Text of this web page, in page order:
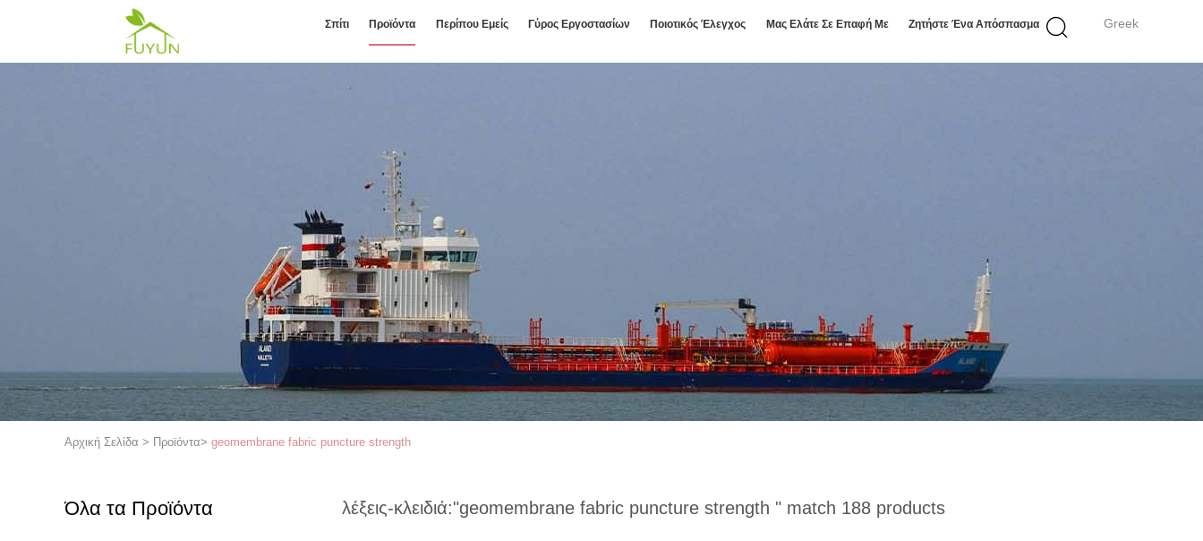
Greek
Σπίτι Προϊόντα Περίπου Εμείς Γύρος Εργοστασίων Ποιοτικός Έλεγχος Μας Ελάτε Σε Επαφή Με Ζητήστε Ένα Απόσπασμα
Αρχική Σελίδα > Προϊόντα> geomembrane fabric puncture strength
Όλα τα Προϊόντα λέξεις-κλειδιά:"geomembrane fabric puncture strength " match 188 products